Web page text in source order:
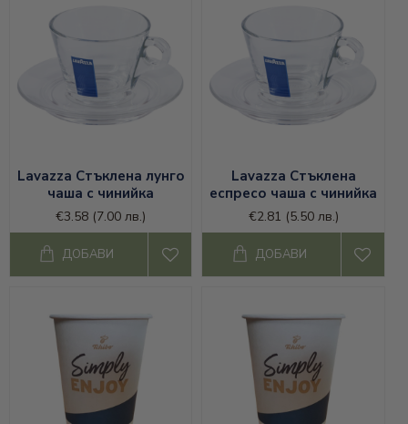
Lavazza Стъклена лунго
чаша с чинийка
€3.58 (7.00 лв.)
ДОБАВИ
Lavazza Стъклена
еспресо чаша с чинийка
€2.81 (5.50 лв.)
ДОБАВИ